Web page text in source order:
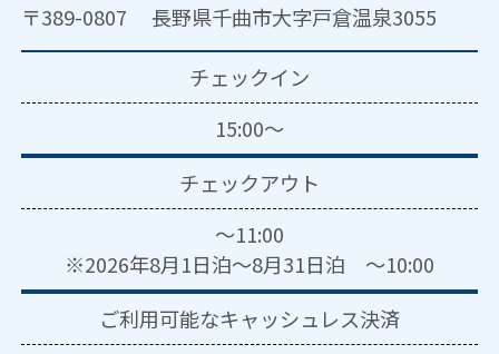
〒389-0807 長野県千曲市大字戸倉温泉3055
チェックイン
15:00～
チェックアウト
～11:00
※2026年8月1日泊～8月31日泊 ～10:00
ご利用可能なキャッシュレス決済